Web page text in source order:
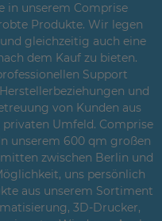
in unserem Comprise
Produkte. Wir legen
gleichzeitig auch eine
dem Kauf zu bieten.
Support
und
von Kunden aus
Umfeld. Comprise
unserem 600 qm großen
zwischen Berlin und
uns persönlich
aus unserem Sortiment
3D-Drucker,